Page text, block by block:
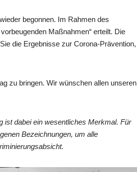
begonnen. Im Rahmen des
Maßnahmen“ erteilt. Die
die Ergebnisse zur Corona-Prävention,
zu bringen. Wir wünschen allen unseren
ist dabei ein wesentliches Merkmal. Für
Bezeichnungen, um alle